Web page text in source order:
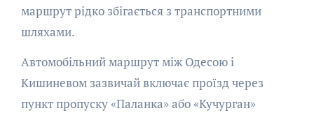
маршрут рідко збігається з транспортними
шляхами.
Автомобільний маршрут між Одесою і
Кишиневом зазвичай включає проїзд через
пункт пропуску «Паланка» або «Кучурган»